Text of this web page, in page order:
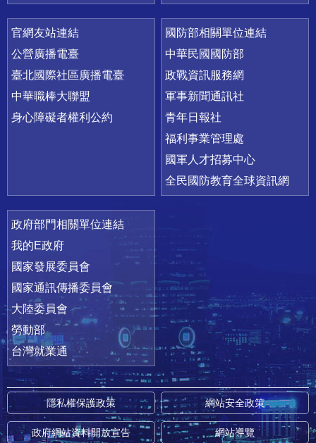
官網友站連結
公營廣播電臺
臺北國際社區廣播電臺
中華職棒大聯盟
身心障礙者權利公約
國防部相關單位連結
中華民國國防部
政戰資訊服務網
軍事新聞通訊社
青年日報社
福利事業管理處
國軍人才招募中心
全民國防教育全球資訊網
政府部門相關單位連結
我的E政府
國家發展委員會
國家通訊傳播委員會
大陸委員會
勞動部
台灣就業通
隱私權保護政策 網站安全政策
政府網站資料開放宣告 網站導覽